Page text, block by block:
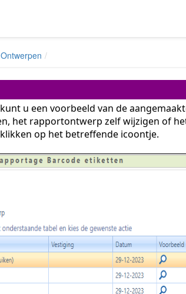
u een voorbeeld van de
het rapportontwerp zelf wijzigen of
op het betreffende icoontje.